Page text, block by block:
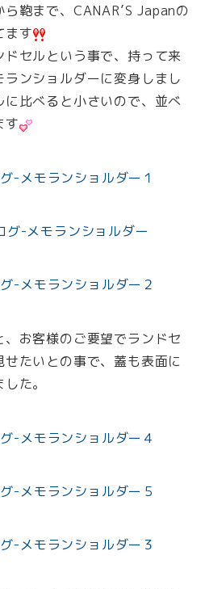
鞄まで、CANAR’S Japanの
ます
セルという事で、持って来
ンショルダーに変身しまし
比べると小さいので、並べ
す
お客様のご要望でランドセ
たいとの事で、蓋も表面に
た。